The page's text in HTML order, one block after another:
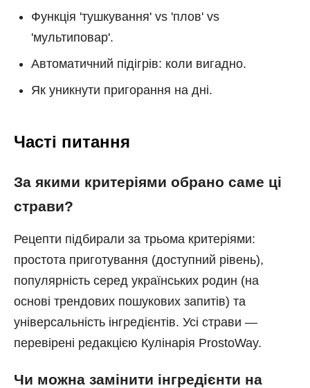
Функція 'тушкування' vs 'плов' vs
'мультиповар'.
Автоматичний підігрів: коли вигадно.
Як уникнути пригорання на дні.
Часті питання
За якими критеріями обрано саме ці
страви?
Рецепти підбирали за трьома критеріями:
простота приготування (доступний рівень),
популярність серед українських родин (на
основі трендових пошукових запитів) та
універсальність інгредієнтів. Усі страви —
перевірені редакцією Кулінарія ProstoWay.
Чи можна замінити інгредієнти на